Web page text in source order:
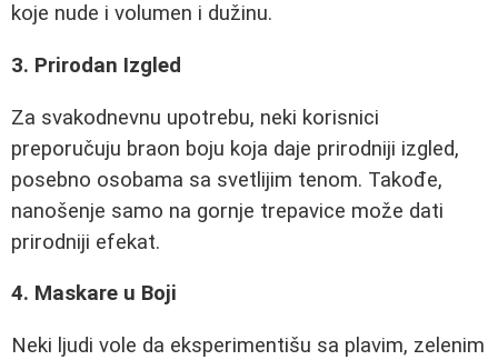
koje nude i volumen i dužinu.
3. Prirodan Izgled
Za svakodnevnu upotrebu, neki korisnici
preporučuju braon boju koja daje prirodniji izgled,
posebno osobama sa svetlijim tenom. Takođe,
nanošenje samo na gornje trepavice može dati
prirodniji efekat.
4. Maskare u Boji
Neki ljudi vole da eksperimentišu sa plavim, zelenim